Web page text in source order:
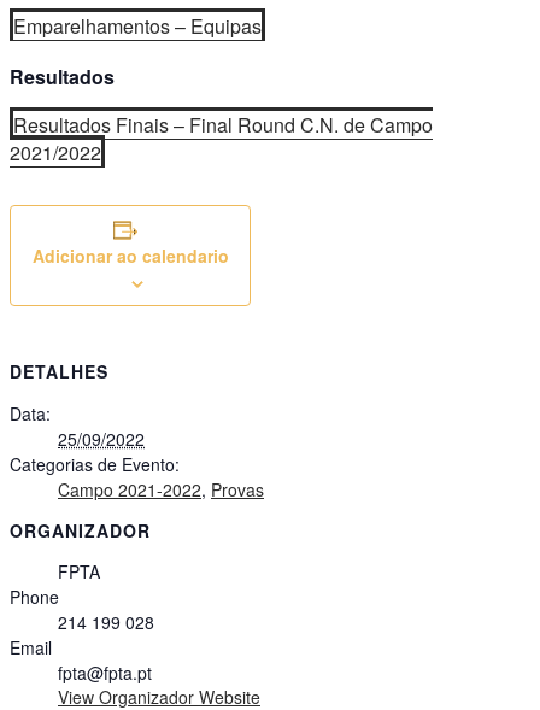
Emparelhamentos – Equipas
Resultados
Resultados Finais – Final Round C.N. de Campo
2021/2022
Adicionar ao calendario
DETALHES
Data:
25/09/2022
Categorias de Evento:
Campo 2021-2022, Provas
ORGANIZADOR
FPTA
Phone
214 199 028
Email
fpta@fpta.pt
View Organizador Website